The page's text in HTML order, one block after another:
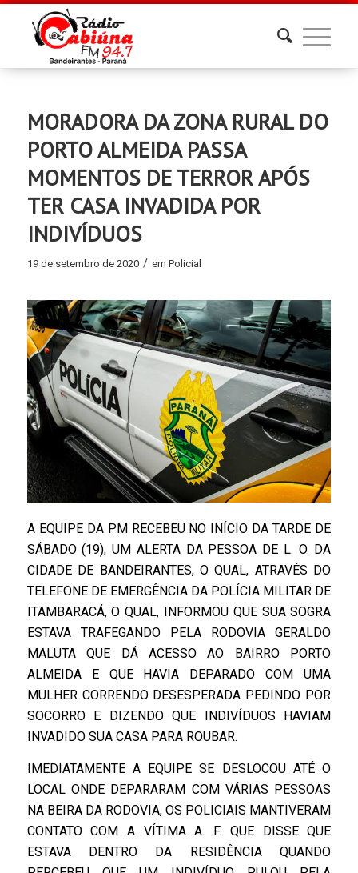
MORADORA DA ZONA RURAL DO
PORTO ALMEIDA PASSA
MOMENTOS DE TERROR APÓS
TER CASA INVADIDA POR
INDIVÍDUOS
19 de setembro de 2020 / em Policial
A EQUIPE DA PM RECEBEU NO INÍCIO DA TARDE DE
SÁBADO (19), UM ALERTA DA PESSOA DE L. O. DA
CIDADE DE BANDEIRANTES, O QUAL, ATRAVÉS DO
TELEFONE DE EMERGÊNCIA DA POLÍCIA MILITAR DE
ITAMBARACÁ, O QUAL, INFORMOU QUE SUA SOGRA
ESTAVA TRAFEGANDO PELA RODOVIA GERALDO
MALUTA QUE DÁ ACESSO AO BAIRRO PORTO
ALMEIDA E QUE HAVIA DEPARADO COM UMA
MULHER CORRENDO DESESPERADA PEDINDO POR
SOCORRO E DIZENDO QUE INDIVÍDUOS HAVIAM
INVADIDO SUA CASA PARA ROUBAR.
IMEDIATAMENTE A EQUIPE SE DESLOCOU ATÉ O
LOCAL ONDE DEPARARAM COM VÁRIAS PESSOAS
NA BEIRA DA RODOVIA, OS POLICIAIS MANTIVERAM
CONTATO COM A VÍTIMA A. F. QUE DISSE QUE
ESTAVA DENTRO DA RESIDÊNCIA QUANDO